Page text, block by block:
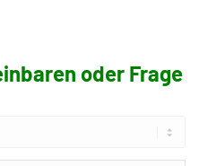
oder Frage